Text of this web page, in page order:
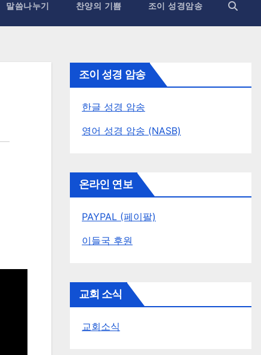
말씀나누기 찬양의 기쁨 조이 성경암송
조이 성경 암송
한글 성경 암송
영어 성경 암송 (NASB)
온라인 연보
PAYPAL (페이팔)
이들국 후원
교회 소식
교회소식